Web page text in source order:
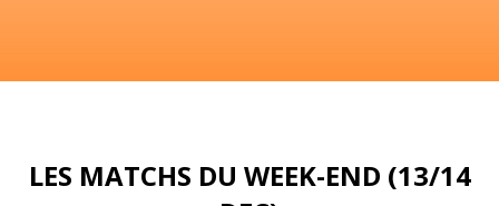
LES MATCHS DU WEEK-END (13/14